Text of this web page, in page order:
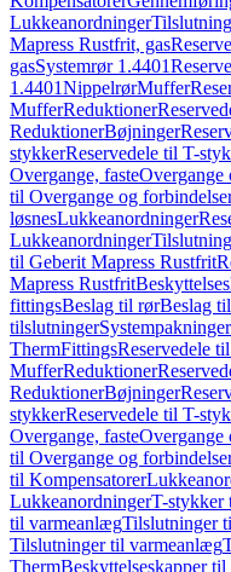
Lukkeanordninger
Mapress Rustfrit, gas
gasSystemrør 1.4401
1.4401NippelrørMuffer
MufferReduktioner
ReduktionerBøjninger
stykkerReservedele til T-
Overgange, fasteOvergange
til Overgange og
løsnesLukkeanordninger
Lukkeanordninger
til Geberit Mapress Rustfrit
Mapress Rustfrit
fittingsBeslag til rørBeslag
tilslutningerSystempakninger
ThermFittingsReservedele
MufferReduktioner
ReduktionerBøjninger
stykkerReservedele til T-
Overgange, fasteOvergange
til Overgange og
til Kompensatorer
LukkeanordningerT-stykker
til varmeanlægTilslutninger
Tilslutninger til varmeanlæg
ThermBeskyttelseskapper til